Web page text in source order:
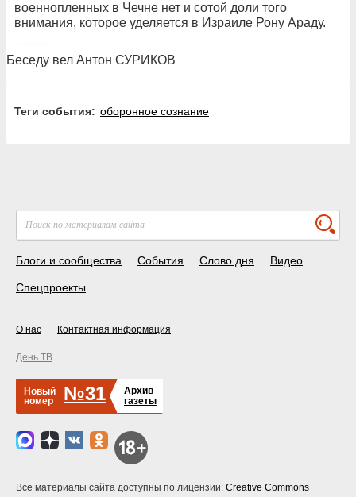
военнопленных в Чечне нет и сотой доли того
внимания, которое уделяется в Израиле Рону Араду.
Беседу вел Антон СУРИКОВ
Теги события: оборонное сознание
Блоги и сообщества События Слово дня Видео
Спецпроекты
О нас Контактная информация
День ТВ
Новый
номер
№31
Архив
газеты
Все материалы сайта доступны по лицензии: Creative Commons